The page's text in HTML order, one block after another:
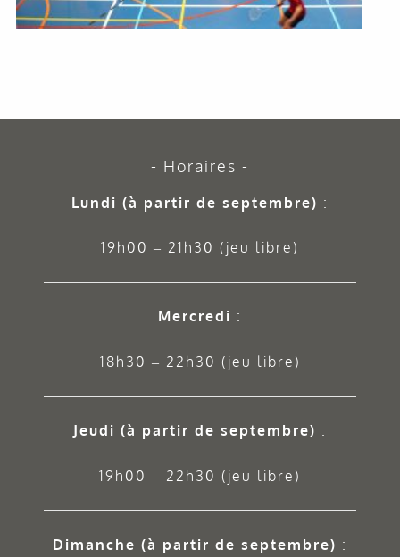
Horaires
Lundi (à partir de septembre) :
19h00 – 21h30 (jeu libre)
Mercredi :
18h30 – 22h30 (jeu libre)
Jeudi (à partir de septembre) :
19h00 – 22h30 (jeu libre)
Dimanche (à partir de septembre) :